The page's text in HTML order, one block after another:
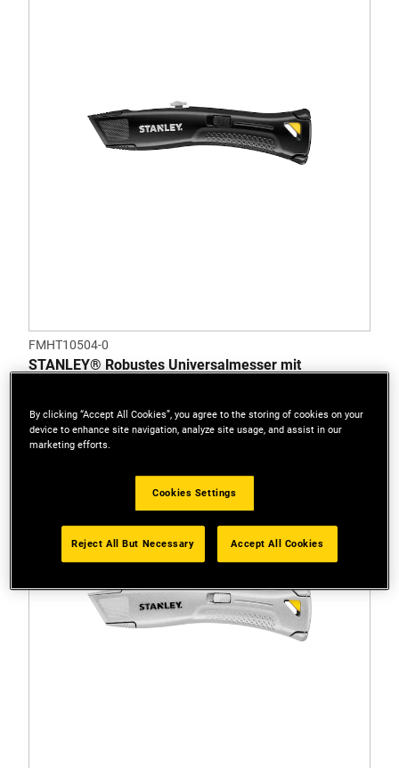
FMHT10504-0
STANLEY® Robustes Universalmesser mit
By clicking “Accept All Cookies”, you agree to the storing of cookies on your
device to enhance site navigation, analyze site usage, and assist in our
marketing efforts.
Cookies Settings
Reject All But Necessary Accept All Cookies